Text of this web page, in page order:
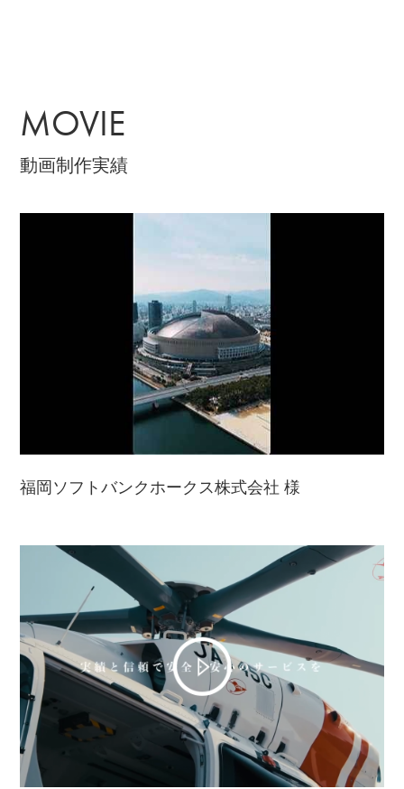
MOVIE
動画制作実績
福岡ソフトバンクホークス株式会社 様